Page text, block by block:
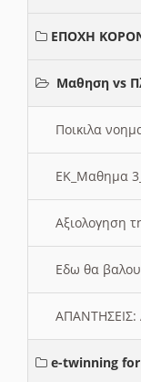
ΕΠΟΧΗ
Μαθηση vs
Ποικιλα
ΕΚ_Μαθημα
Αξιολογηση
Εδω θα
ΑΠΑΝΤΗΣΕΙΣ:
e-twinning